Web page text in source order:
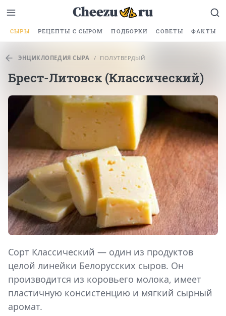
СЫРЫ РЕЦЕПТЫ С СЫРОМ ПОДБОРКИ СОВЕТЫ ФАКТЫ
ЭНЦИКЛОПЕДИЯ СЫРА / ПОЛУТВЕРДЫЙ
Брест-Литовск (Классический)
Сорт Классический — один из продуктов
целой линейки Белорусских сыров. Он
производится из коровьего молока, имеет
пластичную консистенцию и мягкий сырный
аромат.